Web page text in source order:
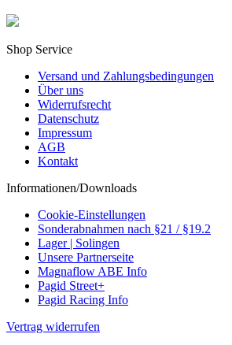
Shop Service
Versand und Zahlungsbedingungen
Über uns
Widerrufsrecht
Datenschutz
Impressum
AGB
Kontakt
Informationen/Downloads
Cookie-Einstellungen
Sonderabnahmen nach §21 / §19.2
Lager | Solingen
Unsere Partnerseite
Magnaflow ABE Info
Pagid Street+
Pagid Racing Info
Vertrag widerrufen